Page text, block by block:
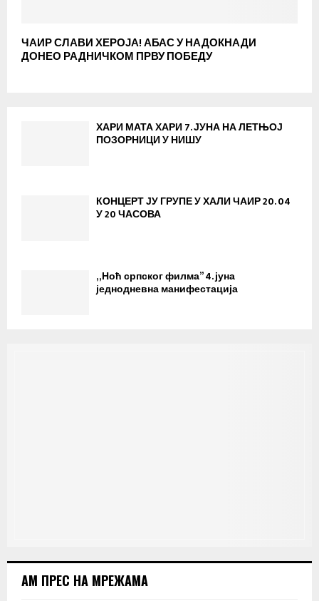
ЧАИР СЛАВИ ХЕРОЈА! АБАС У НАДОКНАДИ
ДОНЕО РАДНИЧКОМ ПРВУ ПОБЕДУ
ХАРИ МАТА ХАРИ 7. ЈУНА НА ЛЕТЊОЈ
ПОЗОРНИЦИ У НИШУ
КОНЦЕРТ ЈУ ГРУПЕ У ХАЛИ ЧАИР 20. 04
У 20 ЧАСОВА
„Ноћ српског филма” 4. јуна
jеднодневна манифестација
АМ ПРЕС НА МРЕЖАМА